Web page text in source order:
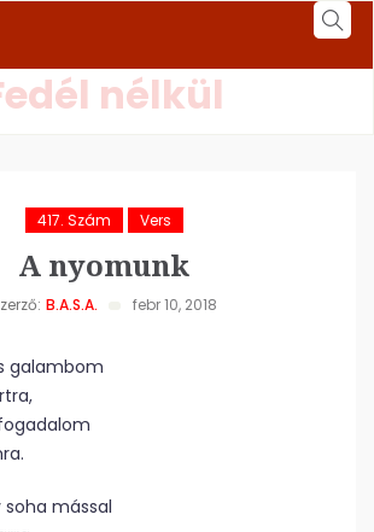
nélkül
417. Szám Vers
A nyomunk
B.A.S.A. febr 10, 2018
galambom
mással